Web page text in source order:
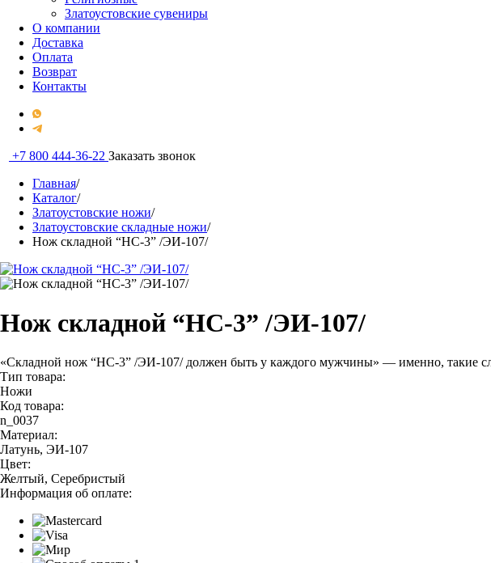
Златоустовские сувениры
О компании
Доставка
Оплата
Возврат
Контакты
+7 800 444-36-22 Заказать звонок
Главная/
Каталог/
Златоустовские ножи/
Златоустовские складные ножи/
Нож складной “НС-3” /ЭИ-107/
Нож складной “НС-3” /ЭИ-107/
«Складной нож “НС-3” /ЭИ-107/ должен быть у каждого мужчины» — именно, такие
Тип товара:
Ножи
Код товара:
n_0037
Материал:
Латунь, ЭИ-107
Цвет:
Желтый, Серебристый
Информация об оплате: